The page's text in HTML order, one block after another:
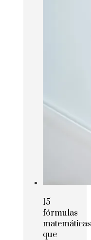
15
fórmulas
matemáticas
que